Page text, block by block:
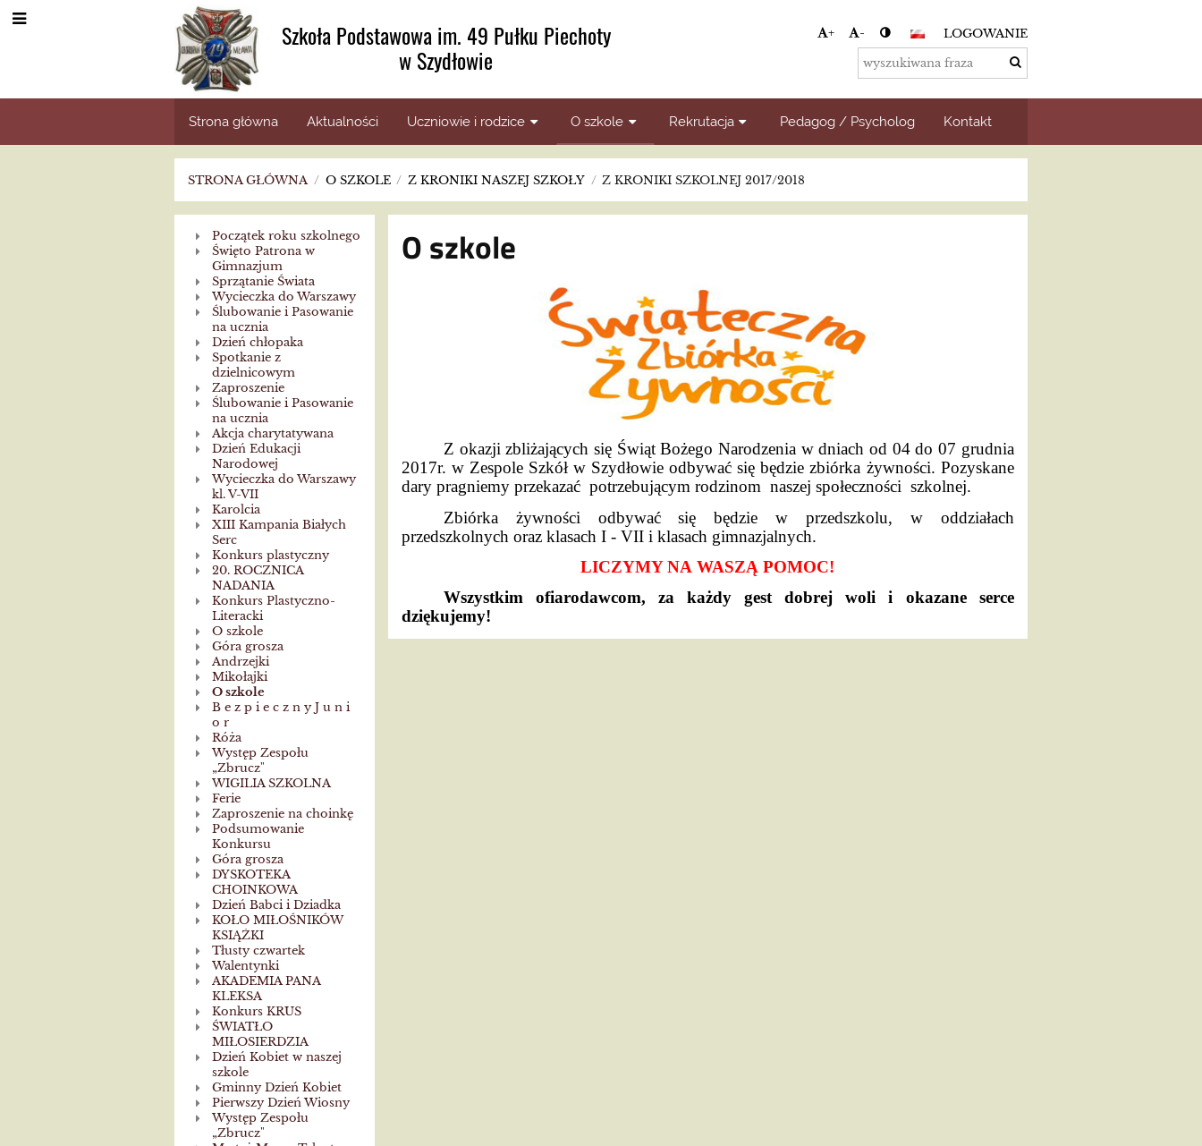
Szkoła Podstawowa im. 49 Pułku Piechoty
w Szydłowie
+ - LOGOWANIE
Strona główna Aktualności Uczniowie i rodzice O szkole Rekrutacja Pedagog / Psycholog Kontakt
STRONA GŁÓWNA / O SZKOLE / Z KRONIKI NASZEJ SZKOŁY / Z KRONIKI SZKOLNEJ 2017/2018
kroniki
szkolnej
2017/2018
Początek roku szkolnego
Święto Patrona w
Gimnazjum
Sprzątanie Świata
Wycieczka do Warszawy
Ślubowanie i Pasowanie
na ucznia
Dzień chłopaka
Spotkanie z
dzielnicowym
Zaproszenie
Ślubowanie i Pasowanie
na ucznia
Akcja charytatywana
Dzień Edukacji
Narodowej
Wycieczka do Warszawy
kl. V-VII
Karolcia
XIII Kampania Białych
Serc
Konkurs plastyczny
20. ROCZNICA
NADANIA
Konkurs Plastyczno-
Literacki
O szkole
Góra grosza
Andrzejki
Mikołajki
O szkole
B e z p i e c z n y J u n i
o r
Róża
Występ Zespołu
„Zbrucz"
WIGILIA SZKOLNA
Ferie
Zaproszenie na choinkę
Podsumowanie
Konkursu
Góra grosza
DYSKOTEKA
CHOINKOWA
Dzień Babci i Dziadka
KOŁO MIŁOŚNIKÓW
KSIĄŻKI
Tłusty czwartek
Walentynki
AKADEMIA PANA
KLEKSA
Konkurs KRUS
ŚWIATŁO
MIŁOSIERDZIA
Dzień Kobiet w naszej
szkole
Gminny Dzień Kobiet
Pierwszy Dzień Wiosny
Występ Zespołu
„Zbrucz"
O szkole
Z okazji zbliżających się Świąt Bożego Narodzenia w dniach od 04 do 07 grudnia
2017r. w Zespole Szkół w Szydłowie odbywać się będzie zbiórka żywności. Pozyskane
dary pragniemy przekazać potrzebującym rodzinom naszej społeczności szkolnej.
Zbiórka żywności odbywać się będzie w przedszkolu, w oddziałach
przedszkolnych oraz klasach I - VII i klasach gimnazjalnych.
LICZYMY NA WASZĄ POMOC!
Wszystkim ofiarodawcom, za każdy gest dobrej woli i okazane serce
dziękujemy!